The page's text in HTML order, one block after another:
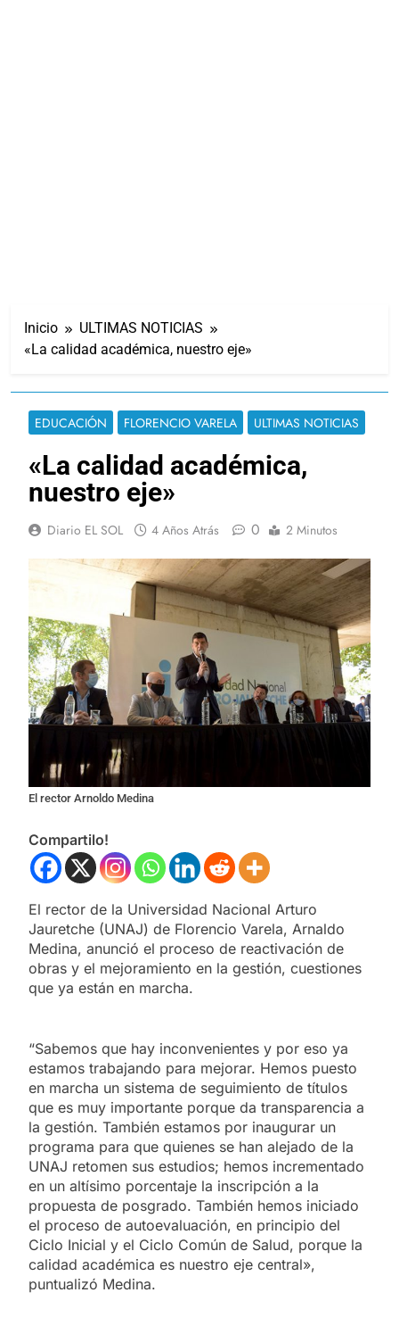
Inicio
ULTIMAS NOTICIAS
«La calidad académica, nuestro eje»
EDUCACIÓN FLORENCIO VARELA ULTIMAS NOTICIAS
«La calidad académica,
nuestro eje»
Diario EL SOL 4 Años Atrás 0 2 Minutos
El rector Arnoldo Medina
Compartilo!
El rector de la Universidad Nacional Arturo
Jauretche (UNAJ) de Florencio Varela, Arnaldo
Medina, anunció el proceso de reactivación de
obras y el mejoramiento en la gestión, cuestiones
que ya están en marcha.
“Sabemos que hay inconvenientes y por eso ya
estamos trabajando para mejorar. Hemos puesto
en marcha un sistema de seguimiento de títulos
que es muy importante porque da transparencia a
la gestión. También estamos por inaugurar un
programa para que quienes se han alejado de la
UNAJ retomen sus estudios; hemos incrementado
en un altísimo porcentaje la inscripción a la
propuesta de posgrado. También hemos iniciado
el proceso de autoevaluación, en principio del
Ciclo Inicial y el Ciclo Común de Salud, porque la
calidad académica es nuestro eje central»,
puntualizó Medina.